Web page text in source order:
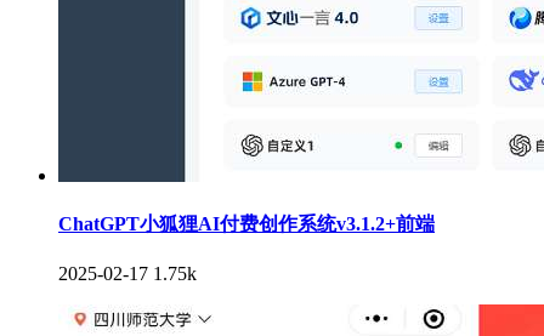
ChatGPT小狐狸AI付费创作系统v3.1.2+前端
2025-02-17 1.75k